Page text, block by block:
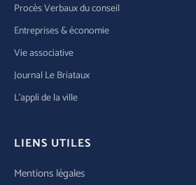
Procès Verbaux du conseil
Entreprises & économie
Vie associative
Journal Le Briataux
L’appli de la ville
LIENS UTILES
Mentions légales